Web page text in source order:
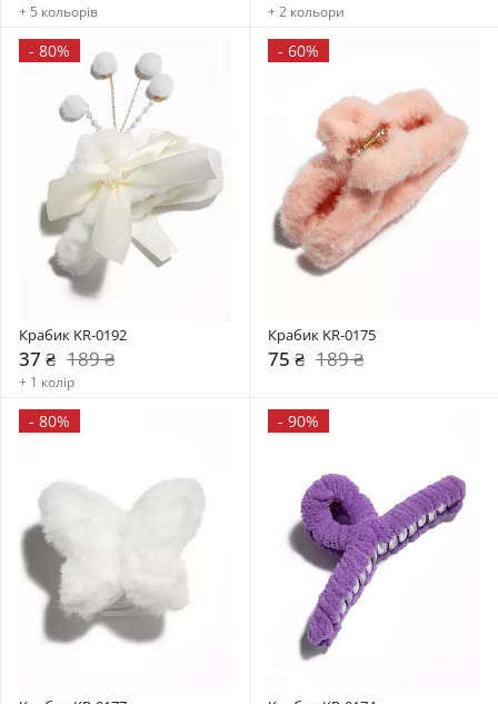
+ 5 кольорів + 2 кольори
- 80%
Крабик KR-0192
37 ₴ 189 ₴
+ 1 колір
- 60%
Крабик KR-0175
75 ₴ 189 ₴
- 80% - 90%